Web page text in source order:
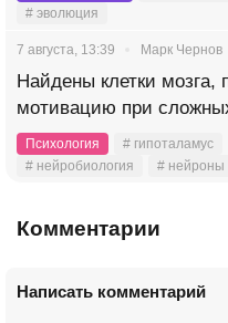
# эволюция
7 августа, 13:39 Марк Чернов
Найдены клетки
мотивацию при
Психология # гипоталамус
# нейробиология
# нейроны
Комментарии
Написать комментарий